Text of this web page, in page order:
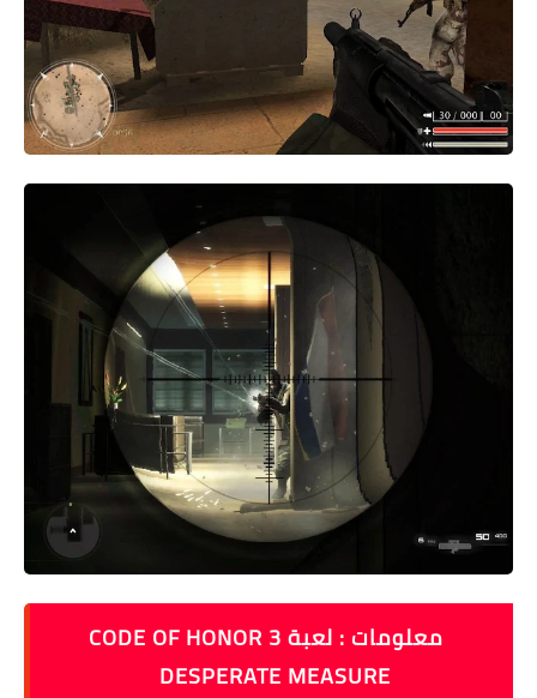
معلومات : لعبة CODE OF HONOR 3
DESPERATE MEASURE